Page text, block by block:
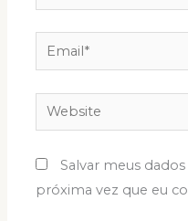
Email*
Website
Salvar meus
próxima vez que eu